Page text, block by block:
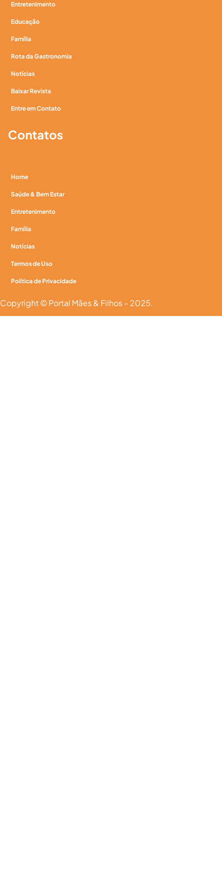
Entretenimento
Educação
Família
Rota da Gastronomia
Notícias
Baixar Revista
Entre em Contato
Contatos
Home
Saúde & Bem Estar
Entretenimento
Família
Notícias
Termos de Uso
Política de Privacidade
Copyright © Portal Mães & Filhos – 2025.